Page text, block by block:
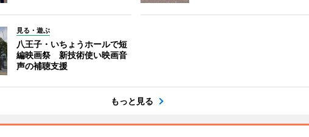
見る・遊ぶ
八王子・いちょうホールで短
編映画祭 新技術使い映画音
声の補聴支援
もっと見る